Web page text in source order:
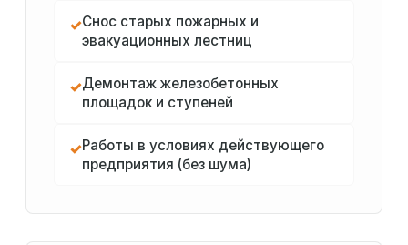
✓Снос старых пожарных и
эвакуационных лестниц
✓Демонтаж железобетонных
площадок и ступеней
✓Работы в условиях действующего
предприятия (без шума)